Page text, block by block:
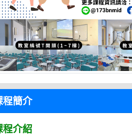
程簡介
程介紹